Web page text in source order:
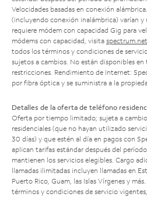
Velocidades basadas en conexión
(incluyendo conexión inalámbrica) varían y
requiere módem con capacidad Gig para
módems con capacidad, visita
todos los términos y condiciones de
sujetos a cambios. No están disponibles en
restricciones. Rendimiento de Internet:
por fibra óptica y se suministra a la
Detalles de la oferta de teléfono
Oferta por tiempo limitado; sujeta a
residenciales (que no hayan utilizado
30 días) y que estén al día en pagos con
aplican tarifas estándar después del
mantienen los servicios elegibles. Cargo
llamadas ilimitadas incluyen llamadas en
Puerto Rico, Guam, las Islas Vírgenes y
términos y condiciones de servicio